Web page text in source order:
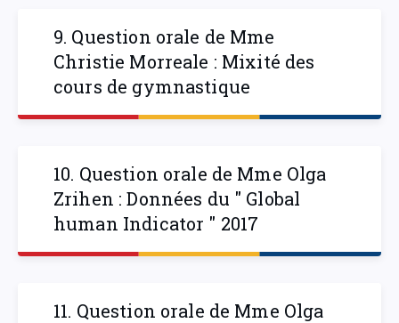
9. Question orale de Mme
Christie Morreale : Mixité des
cours de gymnastique
10. Question orale de Mme Olga
Zrihen : Données du " Global
human Indicator " 2017
11. Question orale de Mme Olga